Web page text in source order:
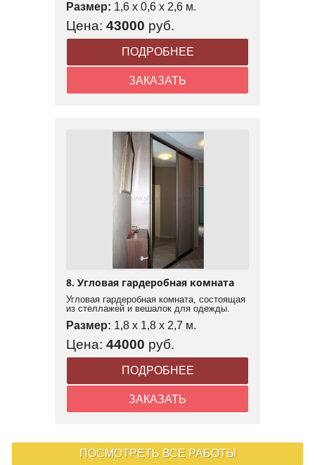
Размер: 1,6 x 0,6 x 2,6 м.
Цена: 43000 руб.
ПОДРОБНЕЕ
ЗАКАЗАТЬ
8. Угловая гардеробная комната
Угловая гардеробная комната, состоящая
из стеллажей и вешалок для одежды.
Размер: 1,8 x 1,8 x 2,7 м.
Цена: 44000 руб.
ПОДРОБНЕЕ
ЗАКАЗАТЬ
ПОСМОТРЕТЬ ВСЕ РАБОТЫ